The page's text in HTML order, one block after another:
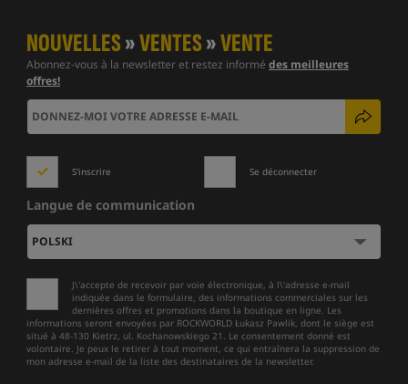
NOUVELLES»VENTES»VENTE
Abonnez-vous à la newsletter et restez informé des meilleures
offres!
S'inscrire Se déconnecter
Langue de communication
J\'accepte de recevoir par voie électronique, à l\'adresse e-mail
indiquée dans le formulaire, des informations commerciales sur les
dernières offres et promotions dans la boutique en ligne. Les
informations seront envoyées par ROCKWORLD Łukasz Pawlik, dont le siège est
situé à 48-130 Kietrz, ul. Kochanowskiego 21. Le consentement donné est
volontaire. Je peux le retirer à tout moment, ce qui entraînera la suppression de
mon adresse e-mail de la liste des destinataires de la newsletter.